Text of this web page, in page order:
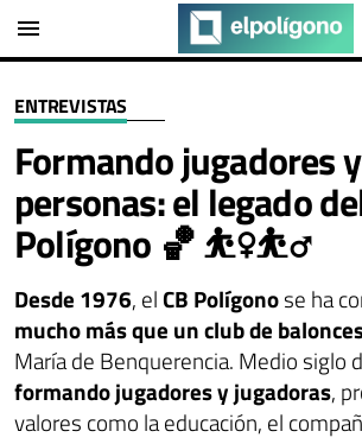
menu
ENTREVISTAS
Formando jugadores y
personas: el legado
Polígono 🏀 ⛹️‍♀️⛹️‍♂️
Desde 1976, elCB Polígonose ha
mucho más que un club de
María de Benquerencia. Medio siglo
formando jugadores y jugadoras,
valores como la educación, el